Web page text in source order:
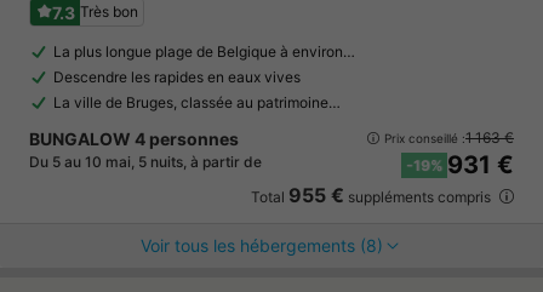
7.3 Très bon
La plus longue plage de Belgique à environ…
Descendre les rapides en eaux vives
La ville de Bruges, classée au patrimoine…
BUNGALOW 4 personnes
Du 5 au 10 mai, 5 nuits, à partir de
Prix conseillé :1 163 €
-19% 931 €
Total 955 € suppléments compris
Voir tous les hébergements (8)